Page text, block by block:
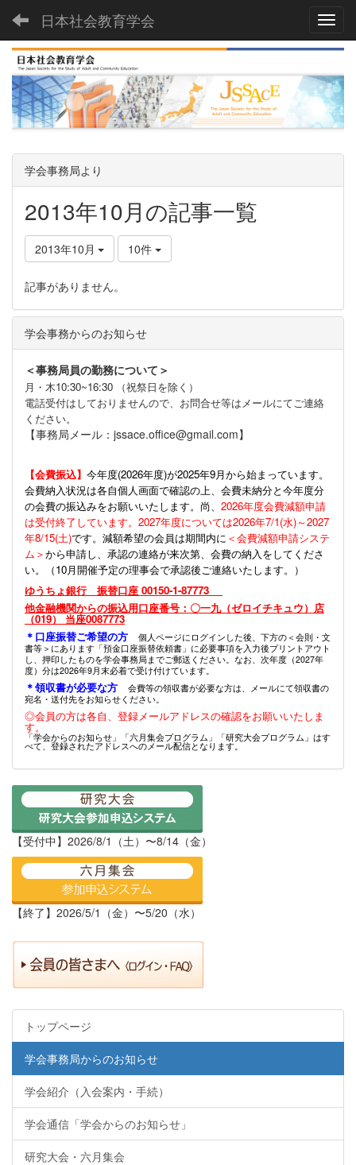
日本社会教育学会
学会事務局より
2013年10月の記事一覧
2013年10月 10件
記事がありません。
学会事務からのお知らせ
＜事務局員の勤務について＞
月・木10:30~16:30 （祝祭日を除く）
電話受付はしておりませんので、お問合せ等はメールにてご連絡
ください。
【事務局メール：jssace.office@gmail.com】
【会費振込】 今年度(2026年度)が2025年9月から始まっています。
会費納入状況は各自個人画面で確認の上、会費未納分と今年度分
の会費の振込みをお願いいたします。尚、 2026年度会費減額申請
は受付終了しています。2027年度については2026年7/1(水)～2027
年8/15(土)です。減額希望の会員は期間内に ＜会費減額申請システ
ム＞から申請し、承認の連絡が来次第、会費の納入をしてくださ
い。（10月開催予定の理事会で承認後ご連絡いたします。）
ゆうちょ銀行 振替口座 00150-1-87773
他金融機関からの振込用口座番号：〇一九（ゼロイチキュウ）店
（019） 当座0087773
＊口座振替ご希望の方
個人ページにログインした後、下方の＜会則・文
書等＞にあります「預金口座振替依頼書」に必要事項を入力後プリントアウト
し、押印したものを学会事務局までご郵送ください。なお、次年度（2027年
度）分は2026年9月末必着で受け付けています。
＊領収書が必要な方
会費等の領収書が必要な方は、メールにて領収書の
宛名・送付先をお知らせください。
◎会員の方は各自、登録メールアドレスの確認をお願いいたしま
す。
「学会からのお知らせ」「六月集会プログラム」「研究大会プログラム」はす
べて、登録されたアドレスへのメール配信となります。
【受付中】2026/8/1（土）〜8/14（金）
【終了】2026/5/1（金）〜5/20（水）
トップページ
学会事務局からのお知らせ
学会紹介（入会案内・手続）
学会通信「学会からのお知らせ」
研究大会・六月集会